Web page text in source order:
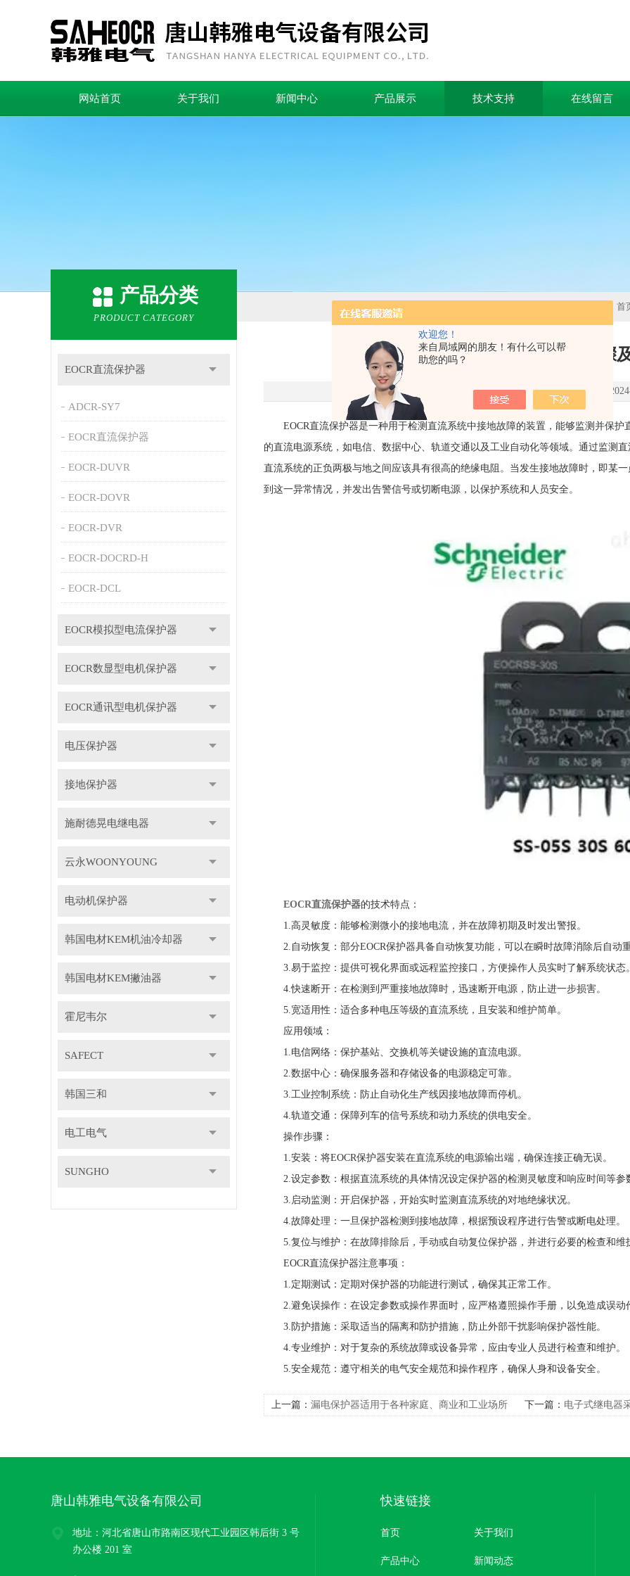
欢迎您！
来自局域网的朋友！有什么可以帮
助您的吗？
网站首页 关于我们 新闻中心 产品展示 技术支持 在线留言
产品分类
PRODUCT CATEGORY
EOCR直流保护器
ADCR-SY7
EOCR直流保护器
EOCR-DUVR
EOCR-DOVR
EOCR-DVR
EOCR-DOCRD-H
EOCR-DCL
EOCR模拟型电流保护器
EOCR数显型电机保护器
EOCR通讯型电机保护器
电压保护器
接地保护器
施耐德晃电继电器
云永WOONYOUNG
电动机保护器
韩国电材KEM机油冷却器
韩国电材KEM撇油器
霍尼韦尔
SAFECT
韩国三和
电工电气
SUNGHO
首
EOCR直流保护器的操作步骤
点击次数：1593 更新时间：
EOCR直流保护器是一种用于检测直流系统中接地故障的装置，能够监测并保护
的直流电源系统，如电信、数据中心、轨道交通以及工业自动化等领域。通过监测
直流系统的正负两极与地之间应该具有很高的绝缘电阻。当发生接地故障时，即某
到这一异常情况，并发出告警信号或切断电源，以保护系统和人员安全。
EOCR直流保护器的技术特点：
1.高灵敏度：能够检测微小的接地电流，并在故障初期及时发出警报。
2.自动恢复：部分EOCR保护器具备自动恢复功能，可以在瞬时故障消除后自动重
3.易于监控：提供可视化界面或远程监控接口，方便操作人员实时了解系统状态。
4.快速断开：在检测到严重接地故障时，迅速断开电源，防止进一步损害。
5.宽适用性：适合多种电压等级的直流系统，且安装和维护简单。
应用领域：
1.电信网络：保护基站、交换机等关键设施的直流电源。
2.数据中心：确保服务器和存储设备的电源稳定可靠。
3.工业控制系统：防止自动化生产线因接地故障而停机。
4.轨道交通：保障列车的信号系统和动力系统的供电安全。
操作步骤：
1.安装：将EOCR保护器安装在直流系统的电源输出端，确保连接正确无误。
2.设定参数：根据直流系统的具体情况设定保护器的检测灵敏度和响应时间等参
3.启动监测：开启保护器，开始实时监测直流系统的对地绝缘状况。
4.故障处理：一旦保护器检测到接地故障，根据预设程序进行告警或断电处理。
5.复位与维护：在故障排除后，手动或自动复位保护器，并进行必要的检查和维
EOCR直流保护器注意事项：
1.定期测试：定期对保护器的功能进行测试，确保其正常工作。
2.避免误操作：在设定参数或操作界面时，应严格遵照操作手册，以免造成误动
3.防护措施：采取适当的隔离和防护措施，防止外部干扰影响保护器性能。
4.专业维护：对于复杂的系统故障或设备异常，应由专业人员进行检查和维护。
5.安全规范：遵守相关的电气安全规范和操作程序，确保人身和设备安全。
上一篇： 漏电保护器适用于各种家庭、商业和工业场所 下一篇： 电子式继电器
唐山韩雅电气设备有限公司
地址：河北省唐山市路南区现代工业园区韩后街 3 号
办公楼 201 室
快速链接
首页 关于我们
产品中心 新闻动态